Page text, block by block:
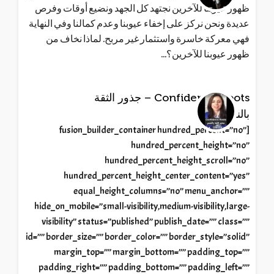
ظهور عيوبنا للآخرين نجتهد كل الجهد ونضيع أوقات وفرص
عديدة ونحن نركز على إخفاء عيوبنا وعدم كمالنا وفي النهاية
فهي معركة خاسرة واستثمار غير مربح. لماذا نخاف من
ظهور عيوبنا للآخرين؟...
Confidence Roots – جذور الثقة
بالنفس
[fusion_builder_container hundred_percent=”no”
hundred_percent_height=”no”
hundred_percent_height_scroll=”no”
hundred_percent_height_center_content=”yes”
equal_height_columns=”no” menu_anchor=””
hide_on_mobile=”small-visibility,medium-visibility,large-
visibility” status=”published” publish_date=”” class=””
id=”” border_size=”” border_color=”” border_style=”solid”
margin_top=”” margin_bottom=”” padding_top=””
padding_right=”” padding_bottom=”” padding_left=””